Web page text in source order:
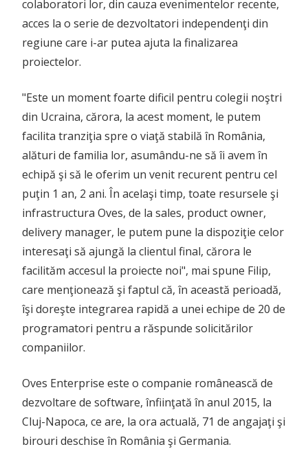
colaboratori lor, din cauza evenimentelor recente,
acces la o serie de dezvoltatori independenţi din
regiune care i-ar putea ajuta la finalizarea
proiectelor.
"Este un moment foarte dificil pentru colegii noştri
din Ucraina, cărora, la acest moment, le putem
facilita tranziţia spre o viaţă stabilă în România,
alături de familia lor, asumându-ne să îi avem în
echipă şi să le oferim un venit recurent pentru cel
puţin 1 an, 2 ani. În acelaşi timp, toate resursele şi
infrastructura Oves, de la sales, product owner,
delivery manager, le putem pune la dispoziţie celor
interesaţi să ajungă la clientul final, cărora le
facilităm accesul la proiecte noi", mai spune Filip,
care menţionează şi faptul că, în această perioadă,
îşi doreşte integrarea rapidă a unei echipe de 20 de
programatori pentru a răspunde solicitărilor
companiilor.
Oves Enterprise este o companie românească de
dezvoltare de software, înfiinţată în anul 2015, la
Cluj-Napoca, ce are, la ora actuală, 71 de angajaţi şi
birouri deschise în România şi Germania.